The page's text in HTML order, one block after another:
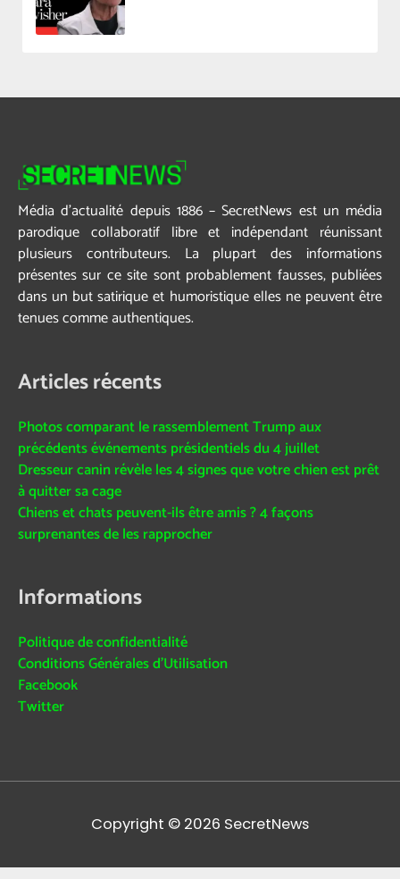
Média d’actualité depuis 1886 – SecretNews est un média
parodique collaboratif libre et indépendant réunissant
plusieurs contributeurs. La plupart des informations
présentes sur ce site sont probablement fausses, publiées
dans un but satirique et humoristique elles ne peuvent être
tenues comme authentiques.
Articles récents
Photos comparant le rassemblement Trump aux
précédents événements présidentiels du 4 juillet
Dresseur canin révèle les 4 signes que votre chien est prêt
à quitter sa cage
Chiens et chats peuvent-ils être amis ? 4 façons
surprenantes de les rapprocher
Informations
Politique de confidentialité
Conditions Générales d’Utilisation
Facebook
Twitter
Copyright © 2026 SecretNews